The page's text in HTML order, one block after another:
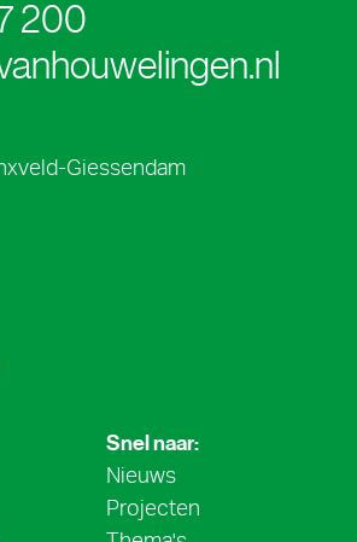
200
Giessendam
Snel naar:
Nieuws
Projecten